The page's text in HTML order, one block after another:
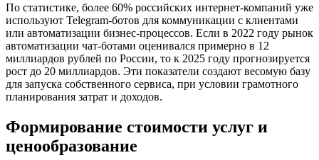
По статистике, более 60% российских интернет-компаний уже
используют Telegram-ботов для коммуникации с клиентами
или автоматизации бизнес-процессов. Если в 2022 году рынок
автоматизации чат-ботами оценивался примерно в 12
миллиардов рублей по России, то к 2025 году прогнозируется
рост до 20 миллиардов. Эти показатели создают весомую базу
для запуска собственного сервиса, при условии грамотного
планирования затрат и доходов.
Формирование стоимости услуг и
ценообразование